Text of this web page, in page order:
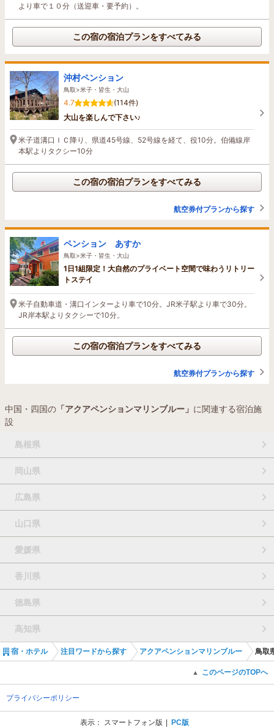
より車で１０分（送迎車・要予約）。
この宿の宿泊プランをすべてみる
沖村ペンション
鳥取>米子・皆生・大山
4.7
(114件)
大山を楽しんで下さい♪
米子道溝口ＩＣ降り、県道45号線、52号線を経て、役10分。伯備線岸
本駅よりタクシー10分
この宿の宿泊プランをすべてみる
航空券付プランから探す
ペンション あすか
鳥取>米子・皆生・大山
1日1組限定！大自然のプライベート空間で味わうリトリー
トステイ
米子自動車道・溝口インターより車で10分。JR米子駅より車で30分。
JR岸本駅よりタクシーで10分。
この宿の宿泊プランをすべてみる
航空券付プランから探す
中国・四国の 「アクアペンションマリンブルー」 に関連する宿泊施
設
島根県
岡山県
広島県
山口県
愛媛県
香川県
徳島県
高知県
宿・ホテル 注目ワードから探す アクアペンションマリンブルー 鳥取
▲ このページのTOPへ
プライバシーポリシー
表示： スマートフォン版 PC版